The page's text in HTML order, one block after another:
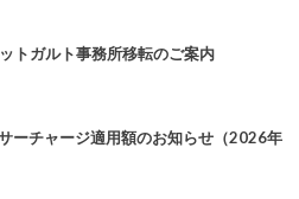
トガルト事務所移転のご案内
ーチャージ適用額のお知らせ（2026年